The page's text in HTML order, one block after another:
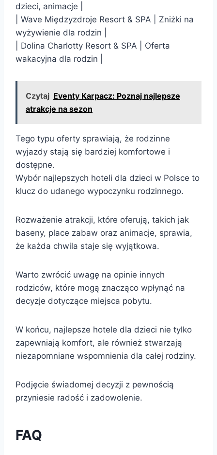
dzieci, animacje |
| Wave Międzyzdroje Resort & SPA | Zniżki na
wyżywienie dla rodzin |
| Dolina Charlotty Resort & SPA | Oferta
wakacyjna dla rodzin |
Czytaj Eventy Karpacz: Poznaj najlepsze
atrakcje na sezon
Tego typu oferty sprawiają, że rodzinne
wyjazdy stają się bardziej komfortowe i
dostępne.
Wybór najlepszych hoteli dla dzieci w Polsce to
klucz do udanego wypoczynku rodzinnego.
Rozważenie atrakcji, które oferują, takich jak
baseny, place zabaw oraz animacje, sprawia,
że każda chwila staje się wyjątkowa.
Warto zwrócić uwagę na opinie innych
rodziców, które mogą znacząco wpłynąć na
decyzje dotyczące miejsca pobytu.
W końcu, najlepsze hotele dla dzieci nie tylko
zapewniają komfort, ale również stwarzają
niezapomniane wspomnienia dla całej rodziny.
Podjęcie świadomej decyzji z pewnością
przyniesie radość i zadowolenie.
FAQ